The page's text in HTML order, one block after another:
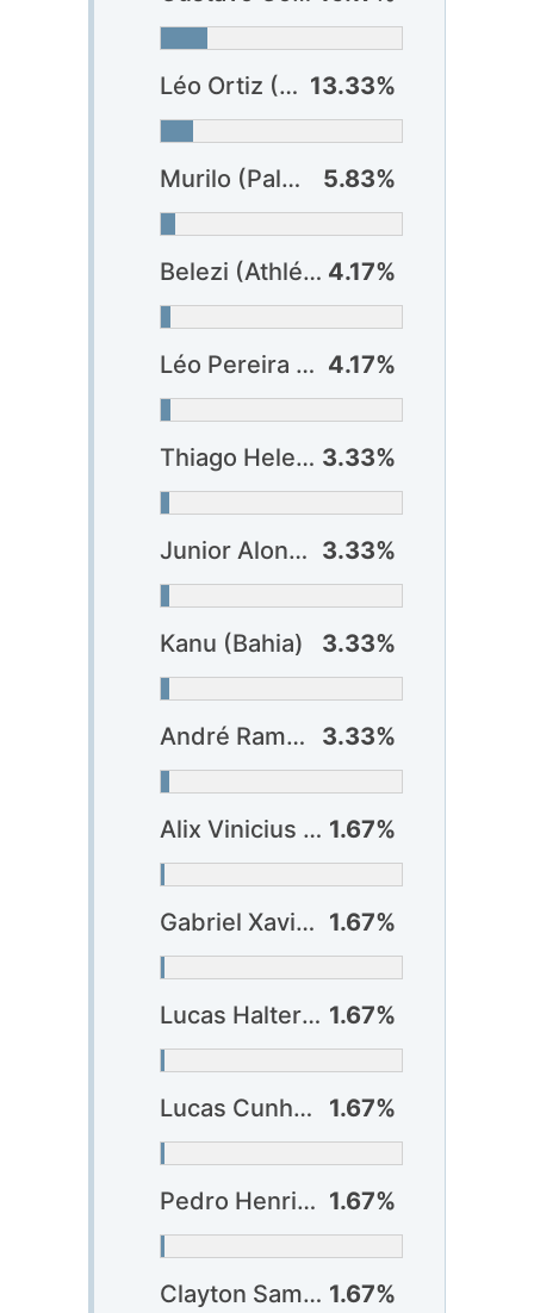
Léo Ortiz (Flamengo) 13.33%
Murilo (Palmeiras) 5.83%
Belezi (Athlético-PR) 4.17%
Léo Pereira (Flamengo) 4.17%
Thiago Heleno (Athlético-PR) 3.33%
Junior Alonso (Atlético-MG) 3.33%
Kanu (Bahia) 3.33%
André Ramalho (Corinthians) 3.33%
Alix Vinicius (Atlético-GO) 1.67%
Gabriel Xavier (Bahia) 1.67%
Lucas Halter (Botafogo) ? 1.67%
Lucas Cunha (Bragantino) 1.67%
Pedro Henrique (Bragantino) 1.67%
Clayton Sampaio (Internacional) 1.67%